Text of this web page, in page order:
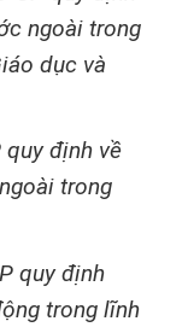
ngoài trong
dục và
định về
trong
quy định
trong lĩnh